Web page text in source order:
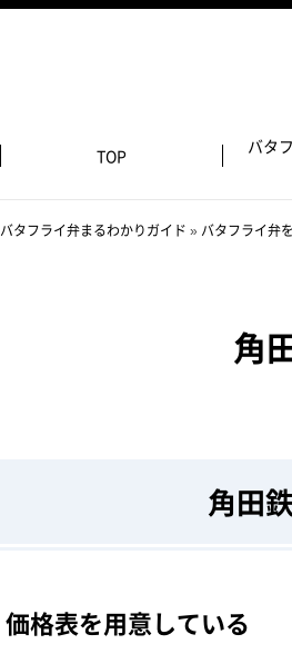
TOP
バタ
バタフライ弁まるわかりガイド » バタフライ弁
角
角田
価格表を用意している